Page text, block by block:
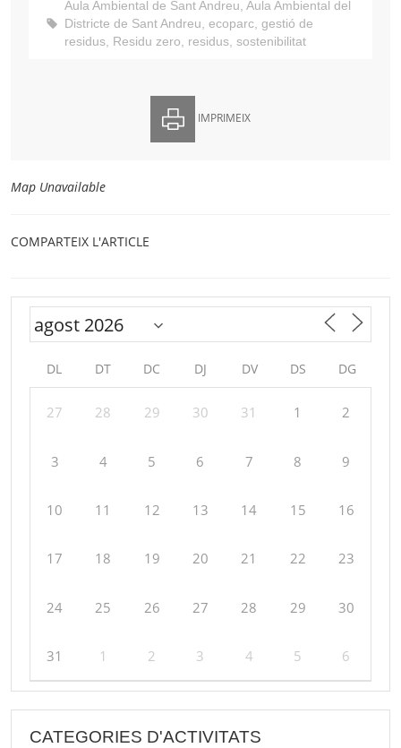
Aula Ambiental de Sant Andreu, Aula Ambiental del
Districte de Sant Andreu, ecoparc, gestió de
residus, Residu zero, residus, sostenibilitat
IMPRIMEIX
Map Unavailable
COMPARTEIX L'ARTICLE
DL DT DC DJ DV DS DG
27 28 29 30 31 1 2
3 4 5 6 7 8 9
10 11 12 13 14 15 16
17 18 19 20 21 22 23
24 25 26 27 28 29 30
31 1 2 3 4 5 6
CATEGORIES D'ACTIVITATS